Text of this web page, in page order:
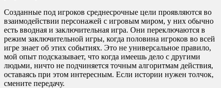
Созданные под игроков среднесрочные цели проявляются во
взаимодействии персонажей с игровым миром, у них обычно
есть вводная и заключительная игра. Они переключаются в
режим заключительной игры, когда половина игроков во всей
игре знает об этих событиях. Это не универсальное правило,
мой опыт подсказывает, что когда имеешь дело с другими
людьми, ничто не подчиняется точным алгоритмам действия,
оставаясь при этом интересным. Если истории нужен толчок,
смените передачу.